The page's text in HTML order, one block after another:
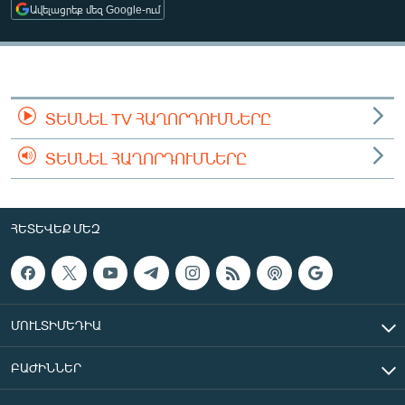
ՄԻՋԱԶԳԱՅԻՆ
ՄՇԱԿՈՒՅԹ
ՄԵԿՆԱԲԱՆՈՒԹՅՈՒՆ
ՏՏ ԵՒ ԻՆՏԵՐՆԵՏ
ԿՈՐՈՆԱՎԻՐՈՒՍ
ԱՐԽԻՎ
ԲԱՆԱՎԵՃ
ՁԳՏԵԼՈՎ ԼԱՎԱԳՈՒՅՆԻՆ
Հայերեն
Ավելացրեք մեզ Google-ում
ՏԵՍՆԵԼ TV ՀԱՂՈՐԴՈՒՄՆԵՐԸ
ՏԵՍՆԵԼ ՀԱՂՈՐԴՈՒՄՆԵՐԸ
ՀԵՏԵՎԵՔ ՄԵԶ
ՄՈՒԼՏԻՄԵԴԻԱ
ԲԱԺԻՆՆԵՐ